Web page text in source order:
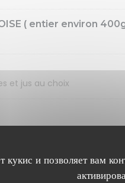
кукис и позволяет вам
( entier environ
et jus au choix
maison